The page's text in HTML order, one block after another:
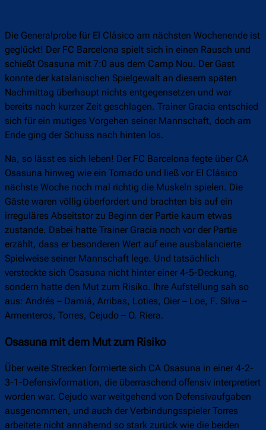
Die Generalprobe für El Clásico am nächsten Wochenende ist
geglückt! Der FC Barcelona spielt sich in einen Rausch und
schießt Osasuna mit 7:0 aus dem Camp Nou. Der Gast
konnte der katalanischen Spielgewalt an diesem späten
Nachmittag überhaupt nichts entgegensetzen und war
bereits nach kurzer Zeit geschlagen. Trainer Gracia entschied
sich für ein mutiges Vorgehen seiner Mannschaft, doch am
Ende ging der Schuss nach hinten los.
Na, so lässt es sich leben! Der FC Barcelona fegte über CA
Osasuna hinweg wie ein Tornado und ließ vor El Clásico
nächste Woche noch mal richtig die Muskeln spielen. Die
Gäste waren völlig überfordert und brachten bis auf ein
irreguläres Abseitstor zu Beginn der Partie kaum etwas
zustande. Dabei hatte Trainer Gracia noch vor der Partie
erzählt, dass er besonderen Wert auf eine ausbalancierte
Spielweise seiner Mannschaft lege. Und tatsächlich
versteckte sich Osasuna nicht hinter einer 4-5-Deckung,
sondern hatte den Mut zum Risiko. Ihre Aufstellung sah so
aus: Andrés – Damiá, Arribas, Loties, Oier – Loe, F. Silva –
Armenteros, Torres, Cejudo – O. Riera.
Osasuna mit dem Mut zum Risiko
Über weite Strecken formierte sich CA Osasuna in einer 4-2-
3-1-Defensivformation, die überraschend offensiv interpretiert
worden war. Cejudo war weitgehend von Defensivaufgaben
ausgenommen, und auch der Verbindungsspieler Torres
arbeitete nicht annähernd so stark zurück wie die beiden